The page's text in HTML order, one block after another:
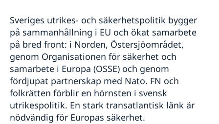
Sveriges utrikes- och säkerhetspolitik bygger
på sammanhållning i EU och ökat samarbete
på bred front: i Norden, Östersjöområdet,
genom Organisationen för säkerhet och
samarbete i Europa (OSSE) och genom
fördjupat partnerskap med Nato. FN och
folkrätten förblir en hörnsten i svensk
utrikespolitik. En stark transatlantisk länk är
nödvändig för Europas säkerhet.